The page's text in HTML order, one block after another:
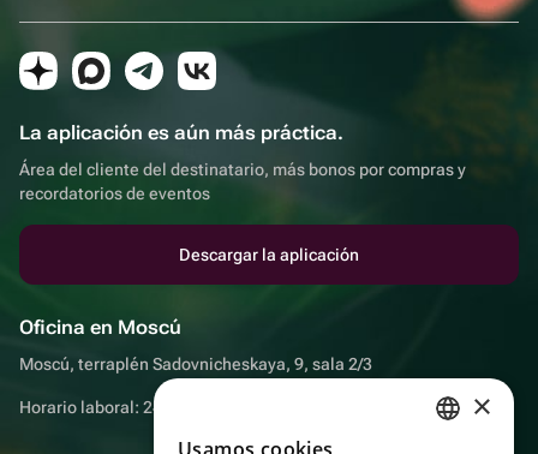
La aplicación es aún más práctica.
Área del cliente del destinatario, más bonos por compras y
recordatorios de eventos
Descargar la aplicación
Oficina en Moscú
Moscú, terraplén Sadovnicheskaya, 9, sala 2/3
Horario laboral: 24 horas ×